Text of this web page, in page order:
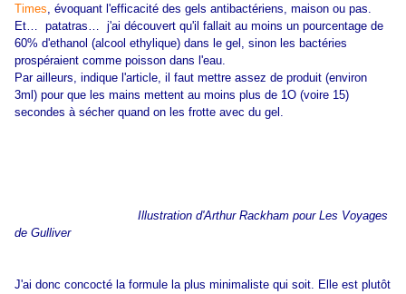
Times, évoquant l'efficacité des gels antibactériens, maison ou pas.
Et… patatras… j'ai découvert qu'il fallait au moins un pourcentage de
60% d'ethanol (alcool ethylique) dans le gel, sinon les bactéries
prospéraient comme poisson dans l'eau.
Par ailleurs, indique l'article, il faut mettre assez de produit (environ
3ml) pour que les mains mettent au moins plus de 1O (voire 15)
secondes à sécher quand on les frotte avec du gel.
Illustration d'Arthur Rackham pour Les Voyages
de Gulliver
J'ai donc concocté la formule la plus minimaliste qui soit. Elle est plutôt